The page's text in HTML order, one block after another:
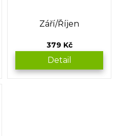
Září/Říjen
379 Kč
Detail